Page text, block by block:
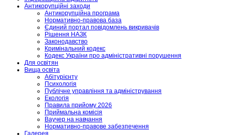
Антикорупційні заходи
Антикорупційна програма
Нормативно-правова база
Єдиний портал повідомлень викривачів
Рішення НАЗК
Законодавство
Кримінальний кодекс
Кодекс України про адміністративні порушення
Для освітян
Вища освіта
Абітурієнту
Психологія
Публічне управління та адміністрування
Екологія
Правила прийому 2026
Приймальна комісія
Ваучер на навчання
Нормативно-правове забезпечення
Галерея